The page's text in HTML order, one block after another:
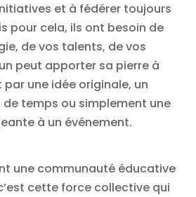
et à fédérer toujours
pour cela, ils ont besoin de
de vos talents, de vos
peut apporter sa pierre à
par une idée originale, un
temps ou simplement une
à un événement.
une communauté éducative
cette force collective qui